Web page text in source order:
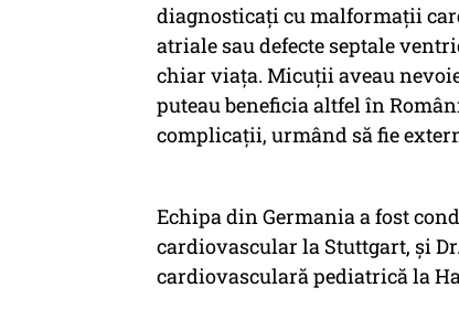
diagnosticați cu malformații
atriale sau defecte septale
chiar viața. Micuții aveau
puteau beneficia altfel în
complicații, urmând să fie
Echipa din Germania a fost
cardiovascular la Stuttgart, și
cardiovasculară pediatrică la